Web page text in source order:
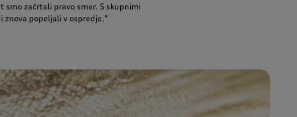
smo začrtali pravo smer. S skupnimi
popeljali v ospredje."